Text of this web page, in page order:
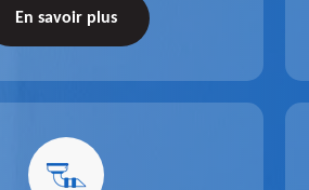
des gouttières performantes,
à la hauteur de vos attentes.
En savoir plus